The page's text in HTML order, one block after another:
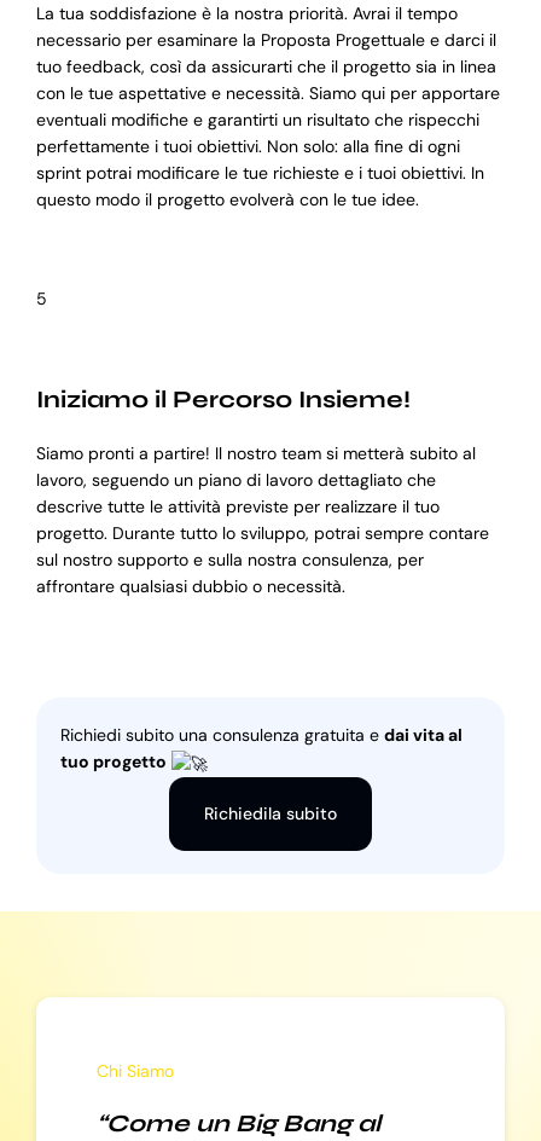
La tua soddisfazione è la nostra priorità. Avrai il tempo
necessario per esaminare la Proposta Progettuale e darci il
tuo feedback, così da assicurarti che il progetto sia in linea
con le tue aspettative e necessità. Siamo qui per apportare
eventuali modifiche e garantirti un risultato che rispecchi
perfettamente i tuoi obiettivi. Non solo: alla fine di ogni
sprint potrai modificare le tue richieste e i tuoi obiettivi. In
questo modo il progetto evolverà con le tue idee.
5
Iniziamo il Percorso Insieme!
Siamo pronti a partire! Il nostro team si metterà subito al
lavoro, seguendo un piano di lavoro dettagliato che
descrive tutte le attività previste per realizzare il tuo
progetto. Durante tutto lo sviluppo, potrai sempre contare
sul nostro supporto e sulla nostra consulenza, per
affrontare qualsiasi dubbio o necessità.
Richiedi subito una consulenza gratuita e dai vita al
tuo progetto
Richiedila subito
Chi Siamo
“Come un Big Bang al